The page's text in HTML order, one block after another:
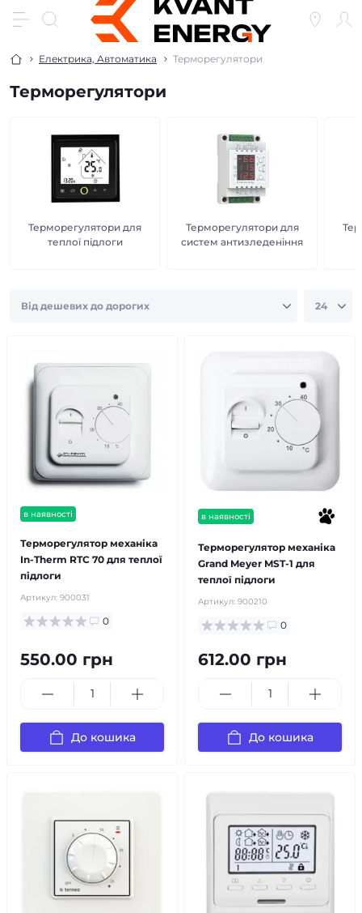
Електрика, Автоматика Терморегулятори
Терморегулятори
Терморегулятори для
теплої підлоги
Терморегулятори для
систем антизледеніння
в наявності
Терморегулятор механіка
In-Therm RTC 70 для теплої
підлоги
Артикул: 900031
0
550.00 грн
До кошика
в наявності
Терморегулятор механіка
Grand Meyer MST-1 для
теплої підлоги
Артикул: 900210
0
612.00 грн
До кошика